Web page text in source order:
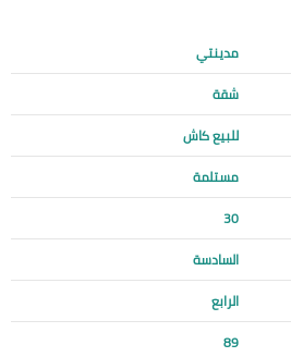
مدينتي
شقة
للبيع كاش
مستلمة
30
السادسة
الرابع
89